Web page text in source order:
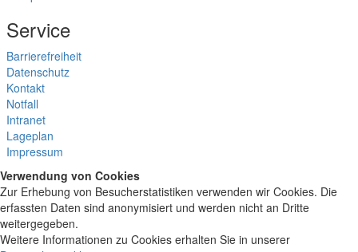
Service
Barrierefreiheit
Datenschutz
Kontakt
Notfall
Intranet
Lageplan
Impressum
Verwendung von Cookies
Zur Erhebung von Besucherstatistiken verwenden wir Cookies. Die
erfassten Daten sind anonymisiert und werden nicht an Dritte
weitergegeben.
Weitere Informationen zu Cookies erhalten Sie in unserer